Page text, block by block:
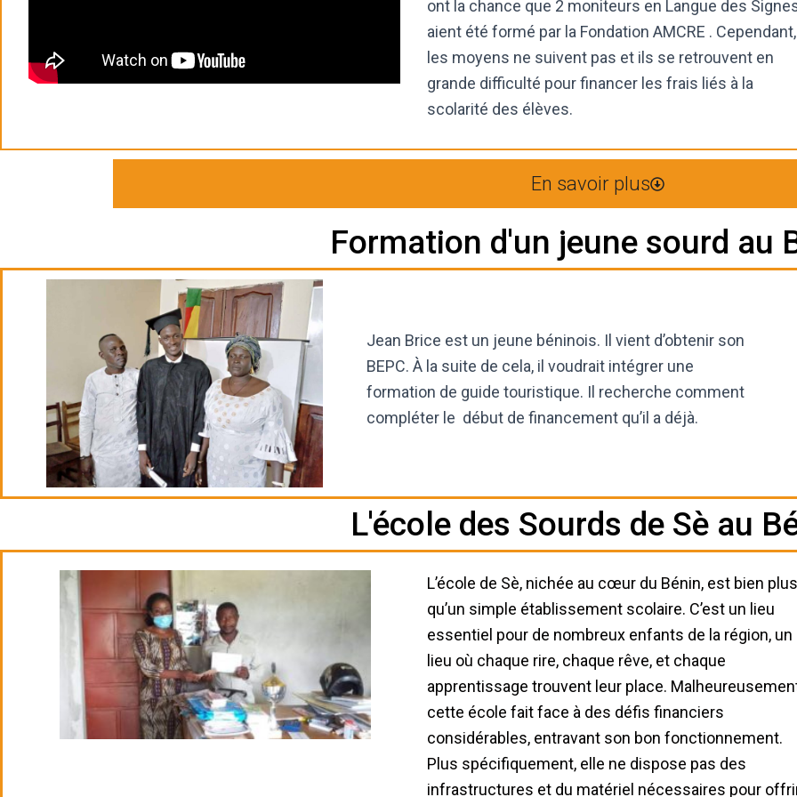
ont la chance que 2 moniteurs en Langue des
aient été formé par la Fondation AMCRE . Cependant,
les moyens ne suivent pas et ils se retrouvent en
grande difficulté pour financer les frais liés à la
scolarité des élèves.
En savoir plus
Formation d'un jeune sourd au
Jean Brice est un jeune béninois. Il vient d’obtenir son
BEPC. À la suite de cela, il voudrait intégrer une
formation de guide touristique. Il recherche comment
compléter le début de financement qu’il a déjà.
L'école des Sourds de Sè au
L’école de Sè, nichée au cœur du Bénin, est bien plus
qu’un simple établissement scolaire. C’est un lieu
essentiel pour de nombreux enfants de la région, un
lieu où chaque rire, chaque rêve, et chaque
apprentissage trouvent leur place.
cette école fait face à des défis financiers
considérables, entravant son bon fonctionnement.
Plus spécifiquement, elle ne dispose pas des
infrastructures et du matériel nécessaires pour